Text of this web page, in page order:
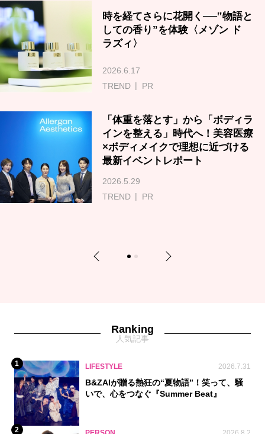
時を経てさらに花開く──‟物語と
しての香り”を体験〈メゾン ド
ラズィ〉
2026.6.17
TREND
PR
「体重を落とす」から「ボディラ
インを整える」時代へ！美容医療
×ボディメイクで理想に近づける
最新イベントレポート
2026.5.29
TREND
PR
Previous 1 2 Next
Ranking
人気記事
1 LIFESTYLE 2026.7.31
B&ZAIが贈る熱狂の“夏物語”！笑って、騒
いで、心をつなぐ『Summer Beat』
2